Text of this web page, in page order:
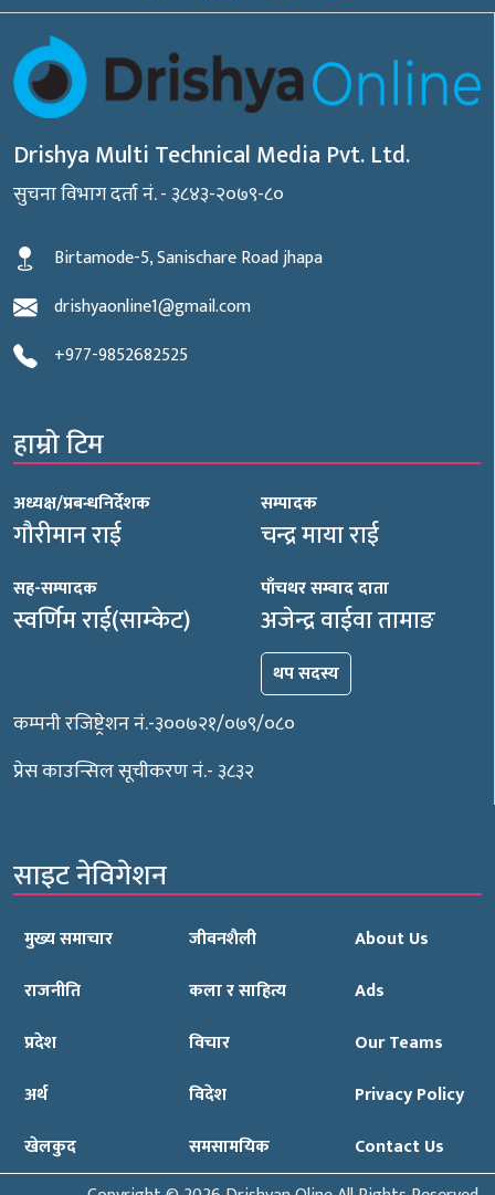
Drishya Multi Technical Media Pvt. Ltd.
सुचना विभाग दर्ता नं. - ३८४३-२०७९-८०
Birtamode-5, Sanischare Road jhapa
drishyaonline1@gmail.com
+977-9852682525
हाम्रो टिम
अध्यक्ष/प्रबन्धनिर्देशक
गौरीमान राई
सम्पादक
चन्द्र माया राई
सह-सम्पादक
स्वर्णिम राई(साम्केट)
पाँचथर सम्वाद दाता
अजेन्द्र वाईवा तामाङ
थप सदस्य
कम्पनी रजिष्ट्रेशन नं.-३००७२१/०७९/०८०
प्रेस काउन्सिल सूचीकरण नं.- ३८३२
साइट नेविगेशन
मुख्य समाचार
राजनीति
प्रदेश
अर्थ
खेलकुद
जीवनशैली
कला र साहित्य
विचार
विदेश
समसामयिक
About Us
Ads
Our Teams
Privacy Policy
Contact Us